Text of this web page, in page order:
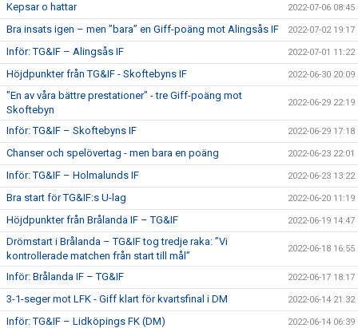
Kepsar o hattar 2022-07-06 08:45
Bra insats igen – men ”bara” en Giff-poäng mot Alingsås IF 2022-07-02 19:17
Inför: TG&IF – Alingsås IF 2022-07-01 11:22
Höjdpunkter från TG&IF - Skoftebyns IF 2022-06-30 20:09
"En av våra bättre prestationer" - tre Giff-poäng mot
Skoftebyn
2022-06-29 22:19
Inför: TG&IF – Skoftebyns IF 2022-06-29 17:18
Chanser och spelövertag - men bara en poäng 2022-06-23 22:01
Inför: TG&IF – Holmalunds IF 2022-06-23 13:22
Bra start för TG&IF:s U-lag 2022-06-20 11:19
Höjdpunkter från Brålanda IF – TG&IF 2022-06-19 14:47
Drömstart i Brålanda – TG&IF tog tredje raka: ”Vi
kontrollerade matchen från start till mål”
2022-06-18 16:55
Inför: Brålanda IF – TG&IF 2022-06-17 18:17
3-1-seger mot LFK - Giff klart för kvartsfinal i DM 2022-06-14 21:32
Inför: TG&IF – Lidköpings FK (DM) 2022-06-14 06:39